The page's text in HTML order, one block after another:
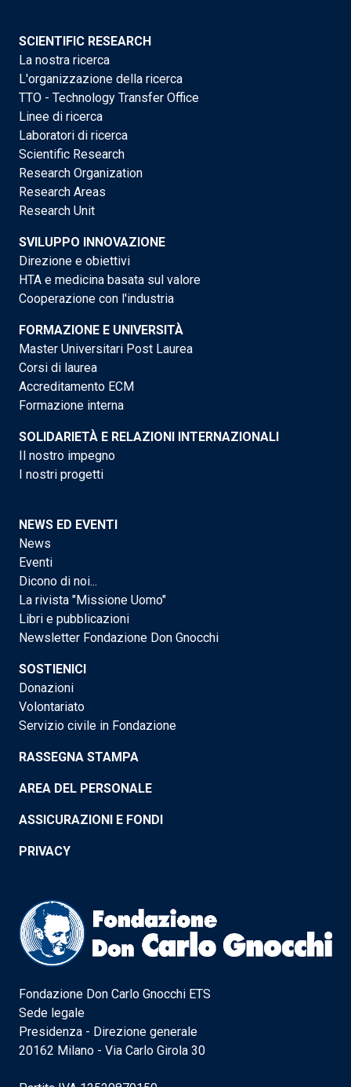
SCIENTIFIC RESEARCH
La nostra ricerca
L'organizzazione della ricerca
TTO - Technology Transfer Office
Linee di ricerca
Laboratori di ricerca
Scientific Research
Research Organization
Research Areas
Research Unit
SVILUPPO INNOVAZIONE
Direzione e obiettivi
HTA e medicina basata sul valore
Cooperazione con l'industria
FORMAZIONE E UNIVERSITÀ
Master Universitari Post Laurea
Corsi di laurea
Accreditamento ECM
Formazione interna
SOLIDARIETÀ E RELAZIONI INTERNAZIONALI
Il nostro impegno
I nostri progetti
NEWS ED EVENTI
News
Eventi
Dicono di noi...
La rivista "Missione Uomo"
Libri e pubblicazioni
Newsletter Fondazione Don Gnocchi
SOSTIENICI
Donazioni
Volontariato
Servizio civile in Fondazione
RASSEGNA STAMPA
AREA DEL PERSONALE
ASSICURAZIONI E FONDI
PRIVACY
Fondazione Don Carlo Gnocchi ETS
Sede legale
Presidenza - Direzione generale
20162 Milano - Via Carlo Girola 30